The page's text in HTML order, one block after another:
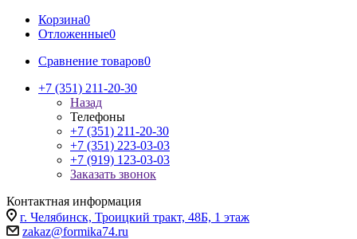
Корзина0
Отложенные0
Сравнение товаров0
+7 (351) 211-20-30
Назад
Телефоны
+7 (351) 211-20-30
+7 (351) 223-03-03
+7 (919) 123-03-03
Заказать звонок
Контактная информация
г. Челябинск, Троицкий тракт, 48Б, 1 этаж
zakaz@formika74.ru